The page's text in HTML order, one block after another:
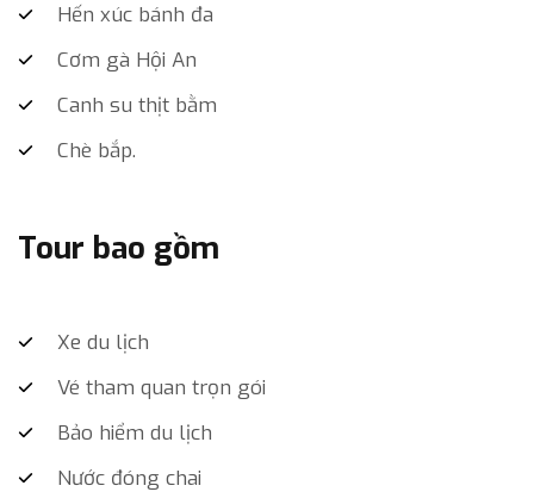
Hến xúc bánh đa
Cơm gà Hội An
Canh su thịt bằm
Chè bắp.
Tour bao gồm
Xe du lịch
Vé tham quan trọn gói
Bảo hiểm du lịch
Nước đóng chai